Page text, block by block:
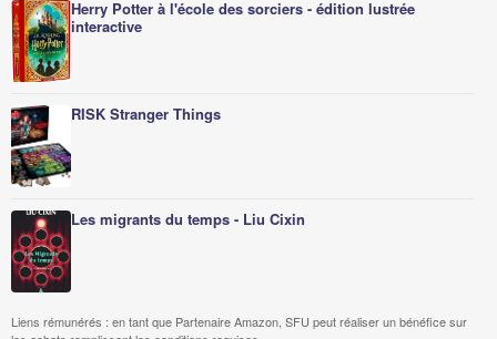
Herry Potter à l'école des sorciers - édition lustrée
interactive
RISK Stranger Things
Les migrants du temps - Liu Cixin
Liens rémunérés : en tant que Partenaire Amazon, SFU peut réaliser un bénéfice sur